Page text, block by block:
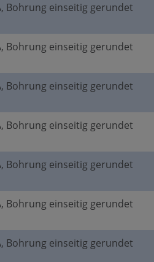
Bohrung einseitig gerundet
Bohrung einseitig gerundet
Bohrung einseitig gerundet
Bohrung einseitig gerundet
Bohrung einseitig gerundet
Bohrung einseitig gerundet
Bohrung einseitig gerundet